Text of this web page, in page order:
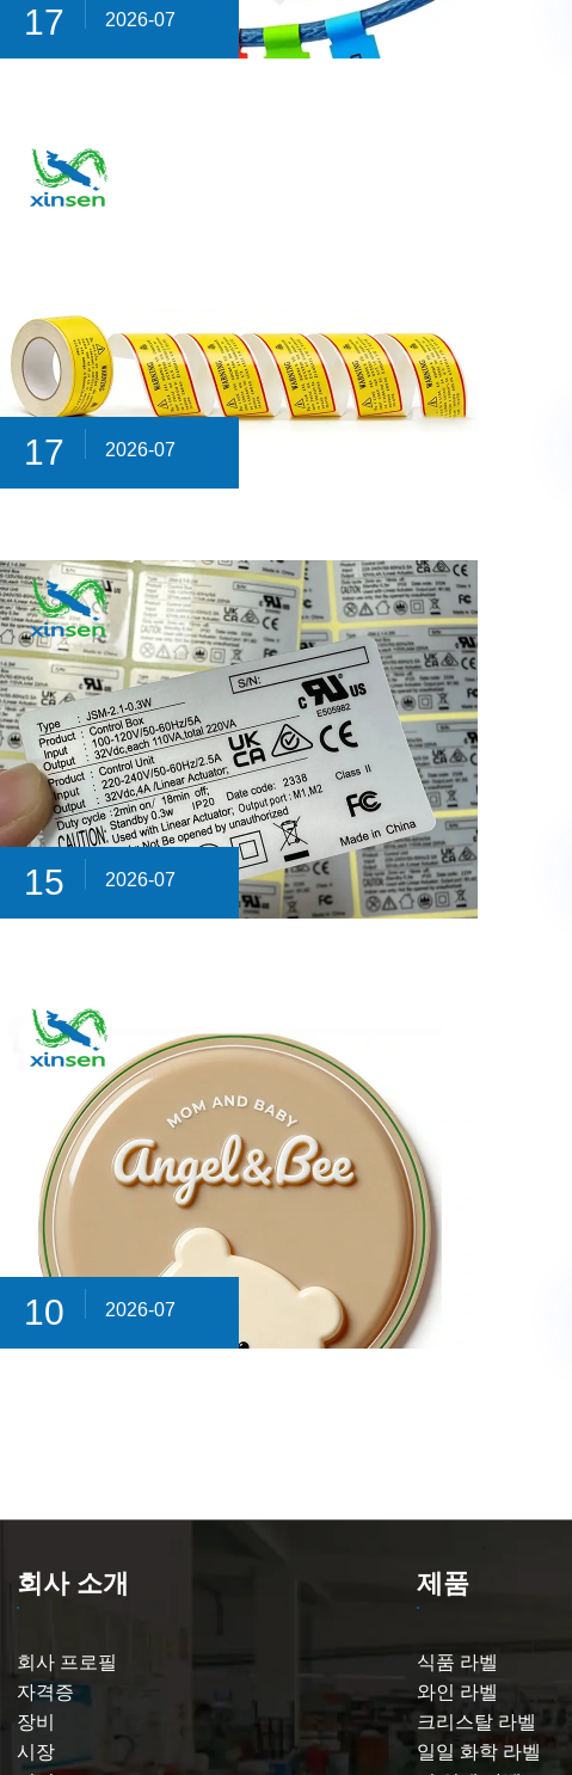
17 2026-07
17 2026-07
15 2026-07
10 2026-07
회사 소개
회사 프로필
자격증
장비
시장
제품
식품 라벨
와인 라벨
크리스탈 라벨
일일 화학 라벨